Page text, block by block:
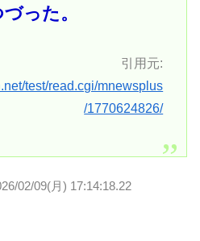
った。
引用元:
test/read.cgi/mnewsplus
/1770624826/
02/09(月) 17:14:18.22